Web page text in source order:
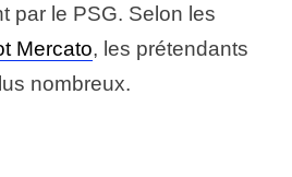
par le PSG. Selon les
Mercato, les prétendants
nombreux.